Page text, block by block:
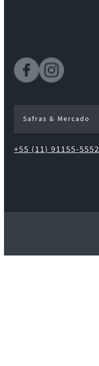
Safras & Mercado
+55 (11) 91155-5552